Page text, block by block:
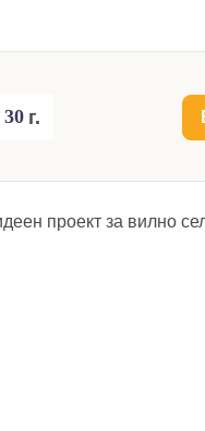
г.
проект за вилно